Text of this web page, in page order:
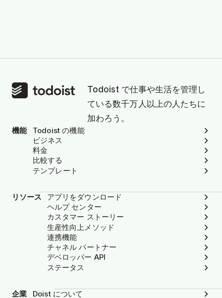
Todoist で仕事や生活を管理し
ている数千万人以上の人たちに
加わろう。
機能
Todoist の機能
ビジネス
料金
比較する
テンプレート
リソース
アプリをダウンロード
ヘルプ センター
カスタマー ストーリー
生産性向上メソッド
連携機能
チャネル パートナー
デベロッパー API
ステータス
企業 Doist について